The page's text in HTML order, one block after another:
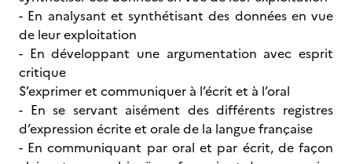
- En analysant et synthétisant des données en vue
de leur exploitation
- En développant une argumentation avec esprit
critique
S’exprimer et communiquer à l’écrit et à l’oral
- En se servant aisément des différents registres
d’expression écrite et orale de la langue française
- En communiquant par oral et par écrit, de façon